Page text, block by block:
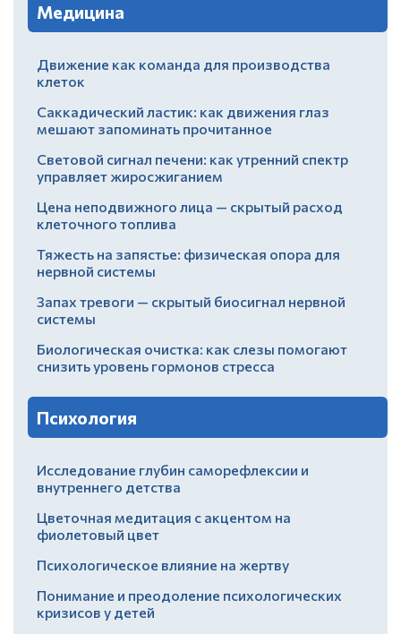
Медицина
Движение как команда для производства
клеток
Саккадический ластик: как движения глаз
мешают запоминать прочитанное
Световой сигнал печени: как утренний спектр
управляет жиросжиганием
Цена неподвижного лица — скрытый расход
клеточного топлива
Тяжесть на запястье: физическая опора для
нервной системы
Запах тревоги — скрытый биосигнал нервной
системы
Биологическая очистка: как слезы помогают
снизить уровень гормонов стресса
Психология
Исследование глубин саморефлексии и
внутреннего детства
Цветочная медитация с акцентом на
фиолетовый цвет
Психологическое влияние на жертву
Понимание и преодоление психологических
кризисов у детей